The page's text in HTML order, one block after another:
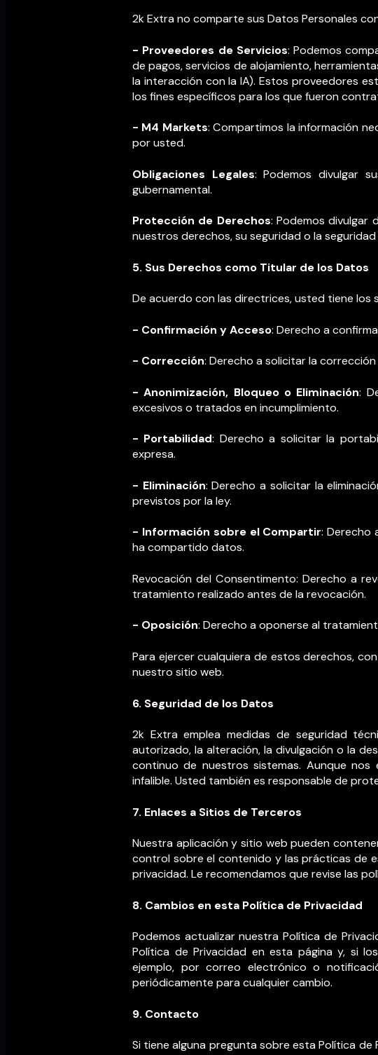
2k Extra no comparte sus Datos Personales
- Proveedores de Servicios: Podemos
de pagos, servicios de alojamiento,
la interacción con la IA). Estos proveedores
los fines específicos para los que fueron
- M4 Markets: Compartimos la información
por usted.
Obligaciones Legales: Podemos divulgar
gubernamental.
Protección de Derechos: Podemos divulgar
nuestros derechos, su seguridad o la
5. Sus Derechos como Titular de los Datos
De acuerdo con las directrices, usted tiene los
- Confirmación y Acceso: Derecho a
- Corrección: Derecho a solicitar la
- Anonimización, Bloqueo o Eliminación:
excesivos o tratados en incumplimiento.
- Portabilidad: Derecho a solicitar la
expresa.
- Eliminación: Derecho a solicitar la
previstos por la ley.
- Información sobre el Compartir: Derecho
ha compartido datos.
Revocación del Consentimento: Derecho a
tratamiento realizado antes de la revocación.
- Oposición: Derecho a oponerse al
Para ejercer cualquiera de estos derechos,
nuestro sitio web.
6. Seguridad de los Datos
2k Extra emplea medidas de seguridad
autorizado, la alteración, la divulgación o la
continuo de nuestros sistemas. Aunque nos
infalible. Usted también es responsable de
7. Enlaces a Sitios de Terceros
Nuestra aplicación y sitio web pueden
control sobre el contenido y las prácticas de
privacidad. Le recomendamos que revise las
8. Cambios en esta Política de Privacidad
Podemos actualizar nuestra Política de
Política de Privacidad en esta página y, si
ejemplo, por correo electrónico o
periódicamente para cualquier cambio.
9. Contacto
Si tiene alguna pregunta sobre esta Política